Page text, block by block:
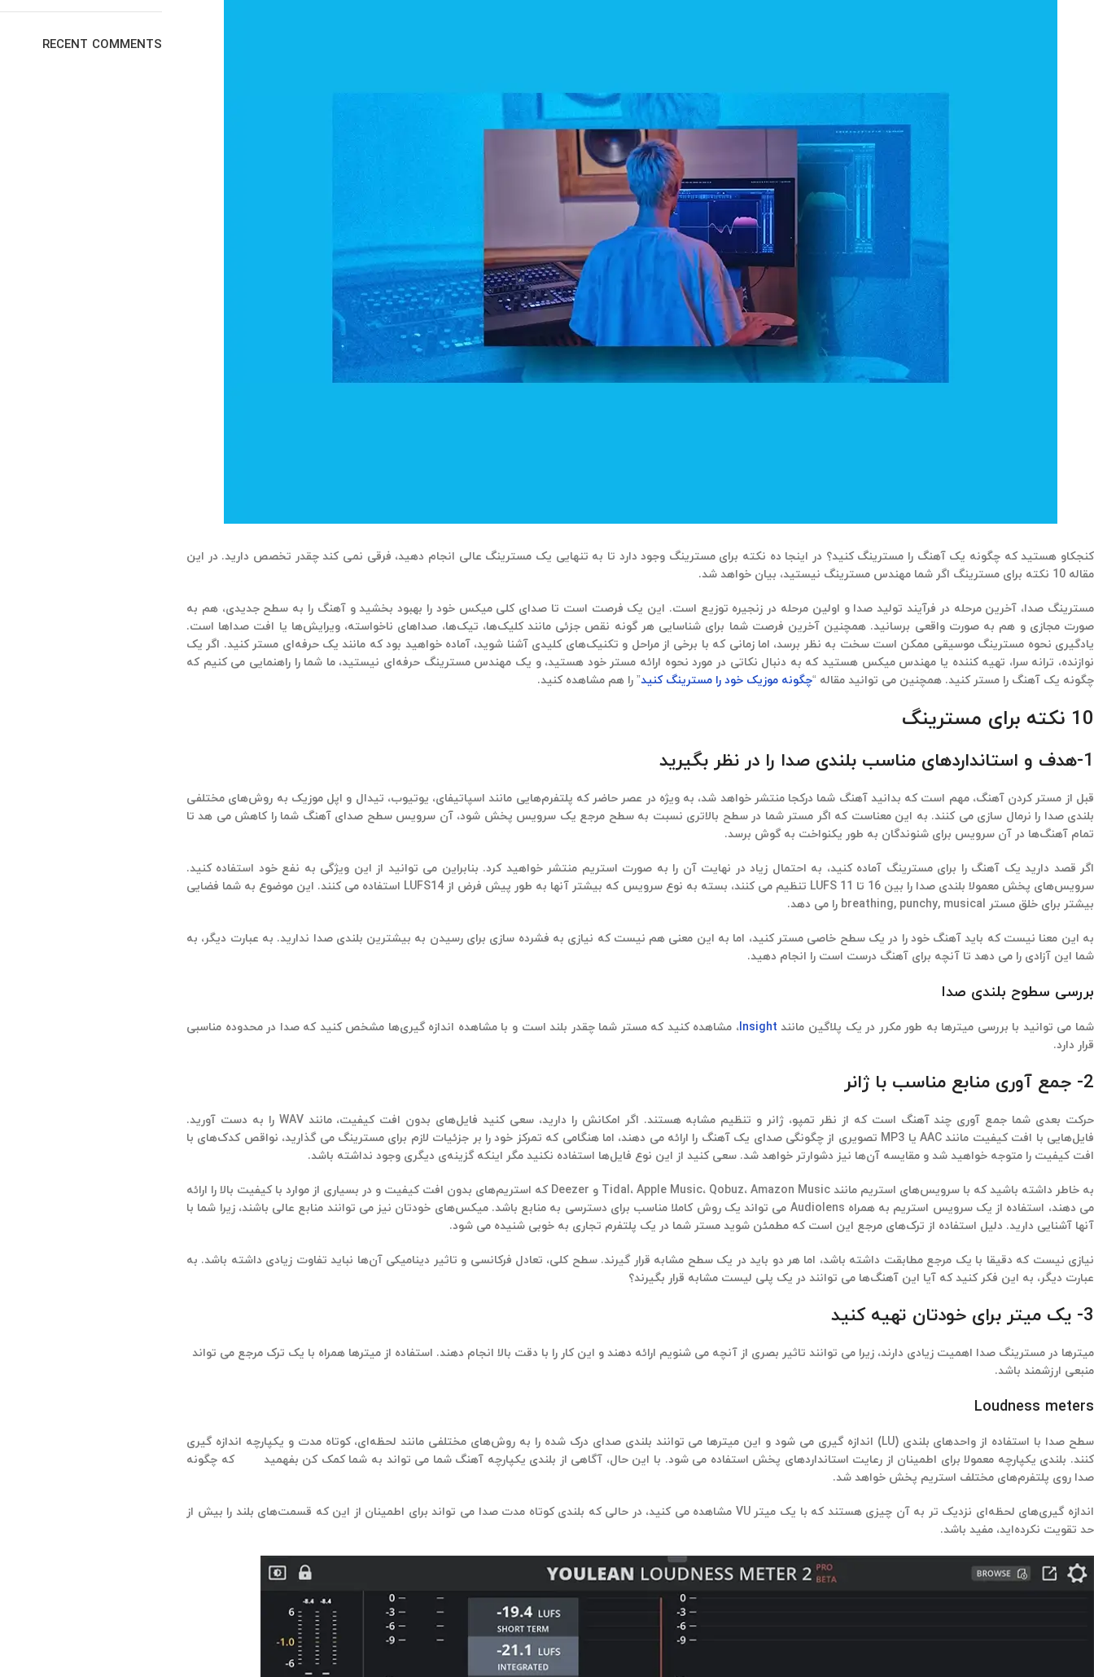
کنجکاو هستید که چگونه یک آهنگ را مسترینگ کنید؟ در اینجا ده نکته برای مسترینگ وجود دارد تا به تنهایی یک مسترینگ عالی انجام دهید، فرقی نمی کند چقدر تخصص دارید. در این
مقاله 10 نکته برای مسترینگ اگر شما مهندس مسترینگ نیستید، بیان خواهد شد.
مسترینگ صدا، آخرین مرحله در فرآیند تولید صدا و اولین مرحله در زنجیره توزیع است. این یک فرصت است تا صدای کلی میکس خود را بهبود بخشید و آهنگ را به سطح جدیدی، هم به
صورت مجازی و هم به صورت واقعی برسانید. همچنین آخرین فرصت شما برای شناسایی هر گونه نقص جزئی مانند کلیک‌ها، تیک‌ها، صداهای ناخواسته، ویرایش‌ها یا افت صداها است.
یادگیری نحوه مسترینگ موسیقی ممکن است سخت به نظر برسد، اما زمانی که با برخی از مراحل و تکنیک‌های کلیدی آشنا شوید، آماده خواهید بود که مانند یک حرفه‌ای مستر کنید. اگر یک
نوازنده، ترانه سرا، تهیه کننده یا مهندس میکس هستید که به دنبال نکاتی در مورد نحوه ارائه مستر خود هستید، و یک مهندس مسترینگ حرفه‌ای نیستید، ما شما را راهنمایی می کنیم که
چگونه یک آهنگ را مستر کنید. همچنین می توانید مقاله “چگونه موزیک خود را مسترینگ کنید” را هم مشاهده کنید.
10 نکته برای مسترینگ
1-هدف و استانداردهای مناسب بلندی صدا را در نظر بگیرید
قبل از مستر کردن آهنگ، مهم است که بدانید آهنگ شما درکجا منتشر خواهد شد، به ویژه در عصر حاضر که پلتفرم‌هایی مانند اسپاتیفای، یوتیوب، تیدال و اپل موزیک به روش‌های مختلفی
بلندی صدا را نرمال سازی می کنند. به این معناست که اگر مستر شما در سطح بالاتری نسبت به سطح مرجع یک سرویس پخش شود، آن سرویس سطح صدای آهنگ شما را کاهش می هد تا
تمام آهنگ‌ها در آن سرویس برای شنوندگان به طور یکنواخت به گوش برسد.
اگر قصد دارید یک آهنگ را برای مسترینگ آماده کنید، به احتمال زیاد در نهایت آن را به صورت استریم منتشر خواهید کرد. بنابراین می توانید از این ویژگی به نفع خود استفاده کنید.
سرویس‌های پخش معمولا بلندی صدا را بین 16 تا 11 LUFS تنظیم می کنند، بسته به نوع سرویس که بیشتر آنها به طور پیش فرض از LUFS14 استفاده می کنند. این موضوع به شما فضایی
بیشتر برای خلق مستر breathing, punchy, musical را می دهد.
به این معنا نیست که باید آهنگ خود را در یک سطح خاصی مستر کنید، اما به این معنی هم نیست که نیازی به فشرده سازی برای رسیدن به بیشترین بلندی صدا ندارید. به عبارت دیگر، به
شما این آزادی را می دهد تا آنچه برای آهنگ درست است را انجام دهید.
بررسی سطوح بلندی صدا
شما می توانید با بررسی میترها به طور مکرر در یک پلاگین مانند Insight، مشاهده کنید که مستر شما چقدر بلند است و با مشاهده اندازه گیری‌ها مشخص کنید که صدا در محدوده مناسبی
قرار دارد.
2- جمع آوری منابع مناسب با ژانر
حرکت بعدی شما جمع آوری چند آهنگ است که از نظر تمپو، ژانر و تنظیم مشابه هستند. اگر امکانش را دارید، سعی کنید فایل‌های بدون افت کیفیت، مانند WAV را به دست آورید.
فایل‌هایی با افت کیفیت مانند AAC یا MP3 تصویری از چگونگی صدای یک آهنگ را ارائه می دهند، اما هنگامی که تمرکز خود را بر جزئیات لازم برای مسترینگ می گذارید، نواقص کدک‌های با
افت کیفیت را متوجه خواهید شد و مقایسه آن‌ها نیز دشوارتر خواهد شد. سعی کنید از این نوع فایل‌ها استفاده نکنید مگر اینکه گزینه‌ی دیگری وجود نداشته باشد.
به خاطر داشته باشید که با سرویس‌های استریم مانند Tidal، Apple Music، Qobuz، Amazon Music و Deezer که استریم‌های بدون افت کیفیت و در بسیاری از موارد با کیفیت بالا را ارائه
می دهند، استفاده از یک سرویس استریم به همراه Audiolens می تواند یک روش کاملا مناسب برای دسترسی به منابع باشد. میکس‌های خودتان نیز می توانند منابع عالی باشند، زیرا شما با
آنها آشنایی دارید. دلیل استفاده از ترک‌های مرجع این است که مطمئن شوید مستر شما در یک پلتفرم تجاری به خوبی شنیده می شود.
نیازی نیست که دقیقا با یک مرجع مطابقت داشته باشد، اما هر دو باید در یک سطح مشابه قرار گیرند. سطح کلی، تعادل فرکانسی و تاثیر دینامیکی آن‌ها نباید تفاوت زیادی داشته باشد. به
عبارت دیگر، به این فکر کنید که آیا این آهنگ‌ها می توانند در یک پلی لیست مشابه قرار بگیرند؟
3- یک میتر برای خودتان تهیه کنید
میترها در مسترینگ صدا اهمیت زیادی دارند، زیرا می توانند تاثیر بصری از آنچه می شنویم ارائه دهند و این کار را با دقت بالا انجام دهند. استفاده از میترها همراه با یک ترک مرجع می تواند
منبعی ارزشمند باشد.
Loudness meters
سطح صدا با استفاده از واحدهای بلندی (LU) اندازه گیری می شود و این میترها می توانند بلندی صدای درک شده را به روش‌های مختلفی مانند لحظه‌ای، کوتاه مدت و یکپارچه اندازه گیری
کنند. بلندی یکپارچه معمولا برای اطمینان از رعایت استانداردهای پخش استفاده می شود. با این حال، آگاهی از بلندی یکپارچه آهنگ شما می تواند به شما کمک کن بفهمید که چگونه
صدا روی پلتفرم‌های مختلف استریم پخش خواهد شد.
اندازه گیری‌های لحظه‌ای نزدیک تر به آن چیزی هستند که با یک میتر VU مشاهده می کنید، در حالی که بلندی کوتاه مدت صدا می تواند برای اطمینان از این که قسمت‌های بلند را بیش از
حد تقویت نکرده‌اید، مفید باشد.
RECENT COMMENTS